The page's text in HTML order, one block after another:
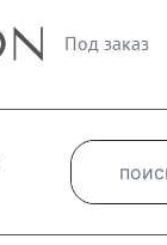
Под заказ